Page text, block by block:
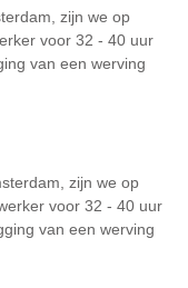
zijn we op
voor 32 - 40 uur
van een werving
zijn we op
voor 32 - 40 uur
van een werving